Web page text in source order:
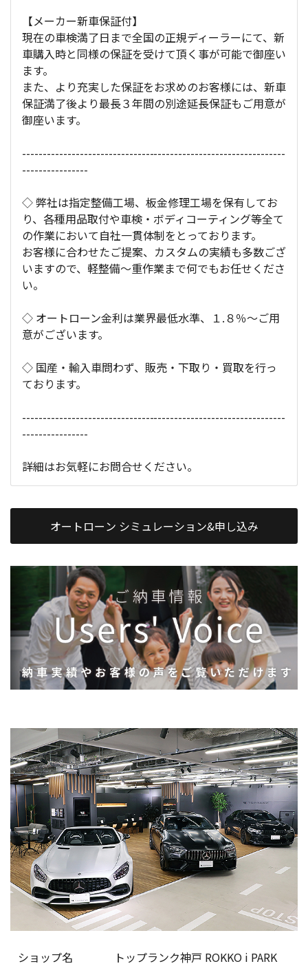
【メーカー新車保証付】
現在の車検満了日まで全国の正規ディーラーにて、新
車購入時と同様の保証を受けて頂く事が可能で御座い
ます。
また、より充実した保証をお求めのお客様には、新車
保証満了後より最長３年間の別途延長保証もご用意が
御座います。
----------------------------------------------------------------
----------------
◇ 弊社は指定整備工場、板金修理工場を保有してお
り、各種用品取付や車検・ボディコーティング等全て
の作業において自社一貫体制をとっております。
お客様に合わせたご提案、カスタムの実績も多数ござ
いますので、軽整備～重作業まで何でもお任せくださ
い。
◇ オートローン金利は業界最低水準、１.８％～ご用
意がございます。
◇ 国産・輸入車問わず、販売・下取り・買取を行っ
ております。
----------------------------------------------------------------
----------------
詳細はお気軽にお問合せください。
オートローン シミュレーション&申し込み
ショップ名 トップランク神戸 ROKKO i PARK